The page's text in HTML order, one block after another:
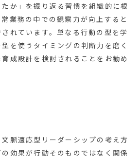
か」を振り返る習慣を組織的に根
業務の中での観察力が向上すると
れています。単なる行動の型を学
を使うタイミングの判断力を磨く
成設計を検討されることをお勧め
脈適応型リーダーシップの考え方
効果が行動そのものではなく関係